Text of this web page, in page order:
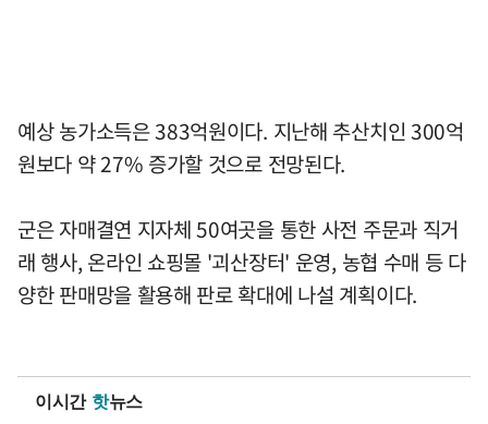
예상 농가소득은 383억원이다. 지난해 추산치인 300억
원보다 약 27% 증가할 것으로 전망된다.
군은 자매결연 지자체 50여곳을 통한 사전 주문과 직거
래 행사, 온라인 쇼핑몰 '괴산장터' 운영, 농협 수매 등 다
양한 판매망을 활용해 판로 확대에 나설 계획이다.
이시간 핫뉴스